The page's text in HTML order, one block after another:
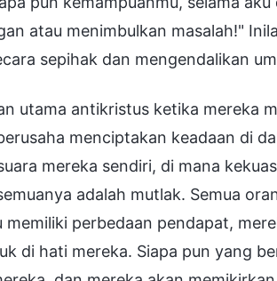
atau menimbulkan masalah!"
sepihak dan mengendalikan
utama antikristus ketika mereka
menciptakan keadaan di
mereka sendiri, di mana
adalah mutlak. Semua
memiliki perbedaan pendapat,
di hati mereka. Siapa pun yang